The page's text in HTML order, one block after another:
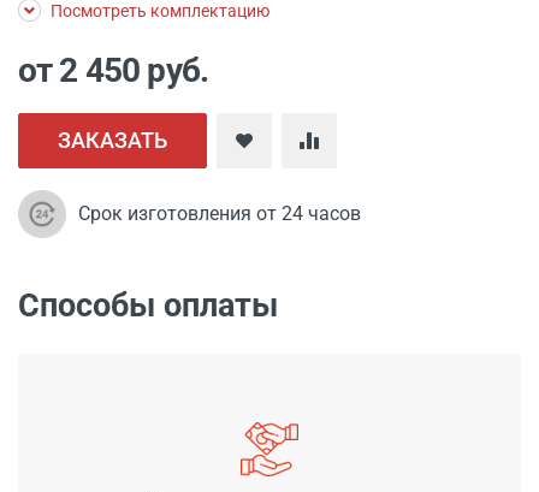
Посмотреть комплектацию
от 2 450 руб.
ЗАКАЗАТЬ
Срок изготовления от 24 часов
Способы оплаты